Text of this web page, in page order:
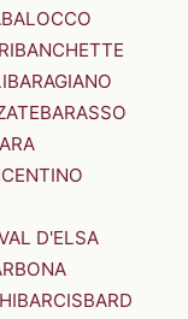
BALOCCO
BANCHETTE
BARAGIANO
BARASSO
D'ELSA
BARCISBARD